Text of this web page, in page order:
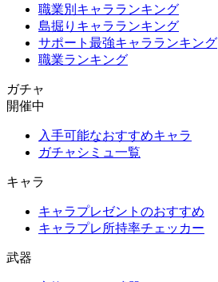
職業別キャラランキング
島掘りキャラランキング
サポート最強キャラランキング
職業ランキング
ガチャ
開催中
入手可能なおすすめキャラ
ガチャシミュ一覧
キャラ
キャラプレゼントのおすすめ
キャラプレ所持率チェッカー
武器